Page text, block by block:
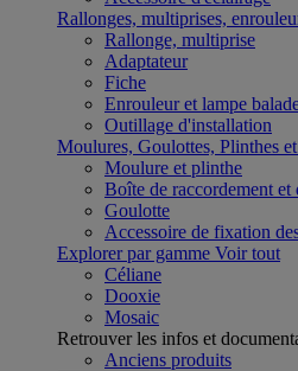
Rallonges, multiprises,
Rallonge, multiprise
Adaptateur
Fiche
Enrouleur et lampe
Outillage d'installation
Moulures, Goulottes, Plinthes
Moulure et plinthe
Boîte de raccordement et
Goulotte
Accessoire de fixation
Explorer par gamme Voir tout
Céliane
Dooxie
Mosaic
Retrouver les infos et
Anciens produits